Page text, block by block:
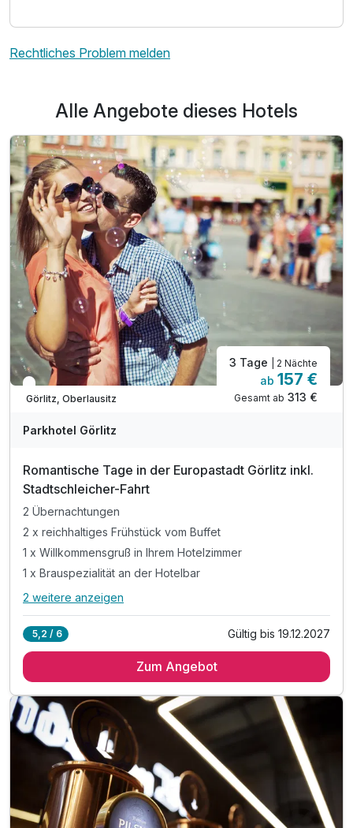
Rechtliches Problem melden
Alle Angebote dieses Hotels
In 2 Wochen wieder frei
Görlitz, Oberlausitz
3 Tage | 2 Nächte
ab 157 €
Gesamt ab 313 €
Parkhotel Görlitz
Romantische Tage in der Europastadt Görlitz inkl.
Stadtschleicher-Fahrt
2 Übernachtungen
2 x reichhaltiges Frühstück vom Buffet
1 x Willkommensgruß in Ihrem Hotelzimmer
1 x Brauspezialität an der Hotelbar
Alle Inklusivleistungen
2 x reichhaltiges Frühstück vom Buffet
1 x Brauspezialität an der Hotelbar
1 x Fahrt mit dem Stadtschleicher durch Görlitz
inkl. W-LAN
2 weitere anzeigen
5,2 / 6 Gültig bis 19.12.2027
Zum Angebot